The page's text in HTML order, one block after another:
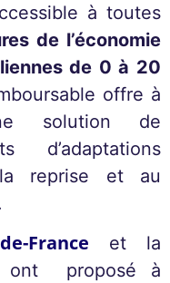
à toutes
de l’économie
de 0 à 20
offre à
solution de
d’adaptations
reprise et au
France et la
ont proposé à